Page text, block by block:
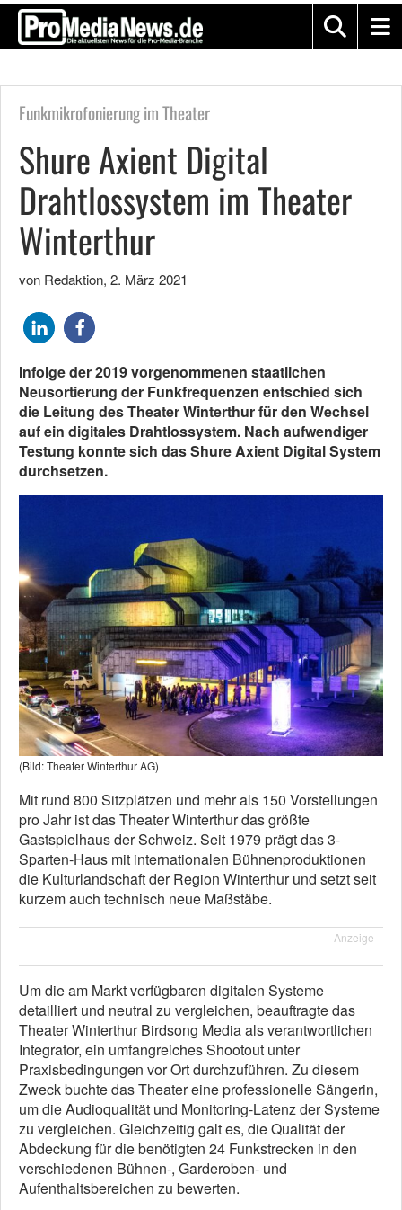
Funkmikrofonierung im Theater
Shure Axient Digital
Drahtlossystem im Theater
Winterthur
von Redaktion, 2. März 2021
Infolge der 2019 vorgenommenen staatlichen
Neusortierung der Funkfrequenzen entschied sich
die Leitung des Theater Winterthur für den Wechsel
auf ein digitales Drahtlossystem. Nach aufwendiger
Testung konnte sich das Shure Axient Digital System
durchsetzen.
(Bild: Theater Winterthur AG)
Mit rund 800 Sitzplätzen und mehr als 150 Vorstellungen
pro Jahr ist das Theater Winterthur das größte
Gastspielhaus der Schweiz. Seit 1979 prägt das 3-
Sparten-Haus mit internationalen Bühnenproduktionen
die Kulturlandschaft der Region Winterthur und setzt seit
kurzem auch technisch neue Maßstäbe.
Anzeige
Um die am Markt verfügbaren digitalen Systeme
detailliert und neutral zu vergleichen, beauftragte das
Theater Winterthur Birdsong Media als verantwortlichen
Integrator, ein umfangreiches Shootout unter
Praxisbedingungen vor Ort durchzuführen. Zu diesem
Zweck buchte das Theater eine professionelle Sängerin,
um die Audioqualität und Monitoring-Latenz der Systeme
zu vergleichen. Gleichzeitig galt es, die Qualität der
Abdeckung für die benötigten 24 Funkstrecken in den
verschiedenen Bühnen-, Garderoben- und
Aufenthaltsbereichen zu bewerten.